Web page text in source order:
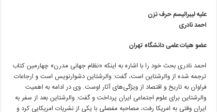
علیه لیبرالیسم حرف نزن
احمد نادری
عضو هیات علمی دانشگاه تهران
احمد نادری بحث خود را با اشاره به اینکه «نظام جهانی مدرن» چهارمین کتاب
ترجمه شده از والرشتاین است، گفت: والرشتاین دشوارنویس است و ارجاعات
فراوان به تاریخ و اقتصاد از ویژگی‌های آثار اوست. وی در ادامه به اهمیت
والرشتاین برای علوم اجتماعی ایران پرداخت و گفت: والرشتاین بعد از سفر به
ایران وقتی به امریکا رفت، مصاحبه مفصلی با یکی از نشریات امریکایی کرد و